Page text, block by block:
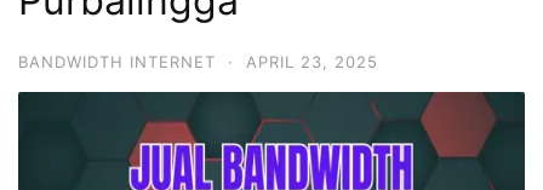
BANDWIDTH INTERNET · APRIL 23, 2025